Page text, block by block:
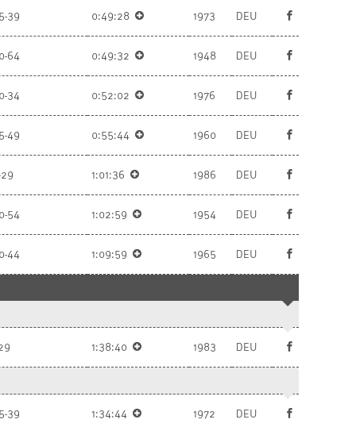
39 0:49:28 1973 DEU
64 0:49:32 1948 DEU
34 0:52:02 1976 DEU
49 0:55:44 1960 DEU
1:01:36 1986 DEU
54 1:02:59 1954 DEU
44 1:09:59 1965 DEU
1:38:40 1983 DEU
39 1:34:44 1972 DEU